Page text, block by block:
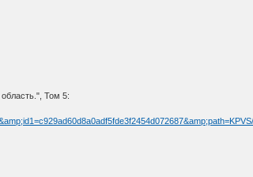
Том 5: